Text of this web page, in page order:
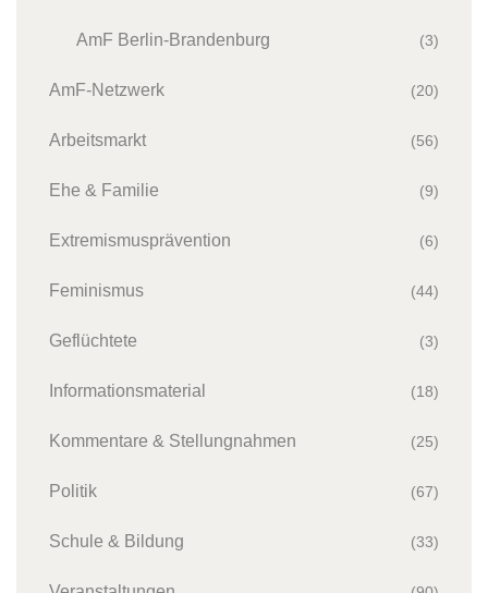
AmF Berlin-Brandenburg (3)
AmF-Netzwerk (20)
Arbeitsmarkt (56)
Ehe & Familie (9)
Extremismusprävention (6)
Feminismus (44)
Geflüchtete (3)
Informationsmaterial (18)
Kommentare & Stellungnahmen (25)
Politik (67)
Schule & Bildung (33)